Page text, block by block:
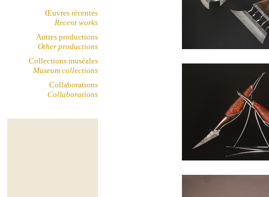
Œuvres récentes
Recent works
Autres productions
Other productions
Collections muséales
Museum collections
Collaborations
Collaborations